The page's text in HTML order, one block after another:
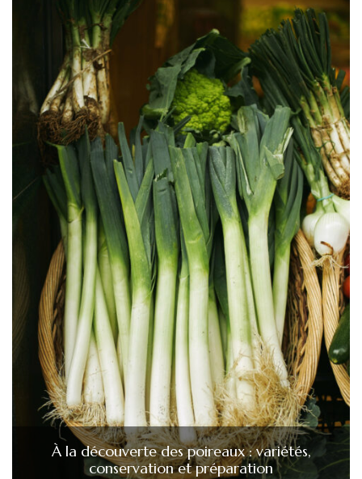
À la découverte des poireaux : variétés,
conservation et préparation